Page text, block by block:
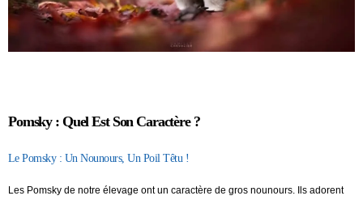
Pomsky : Quel Est Son Caractère ?
Le Pomsky : Un Nounours, Un Poil Têtu !
Les Pomsky de notre élevage ont un caractère de gros nounours. Ils adorent